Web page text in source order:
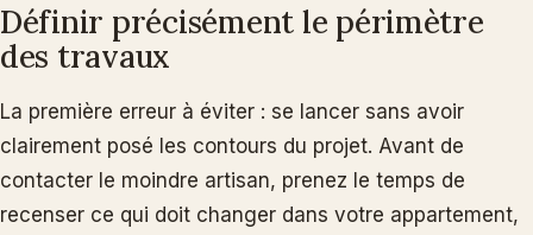
Définir précisément le périmètre
des travaux
La première erreur à éviter : se lancer sans avoir
clairement posé les contours du projet. Avant de
contacter le moindre artisan, prenez le temps de
recenser ce qui doit changer dans votre appartement,